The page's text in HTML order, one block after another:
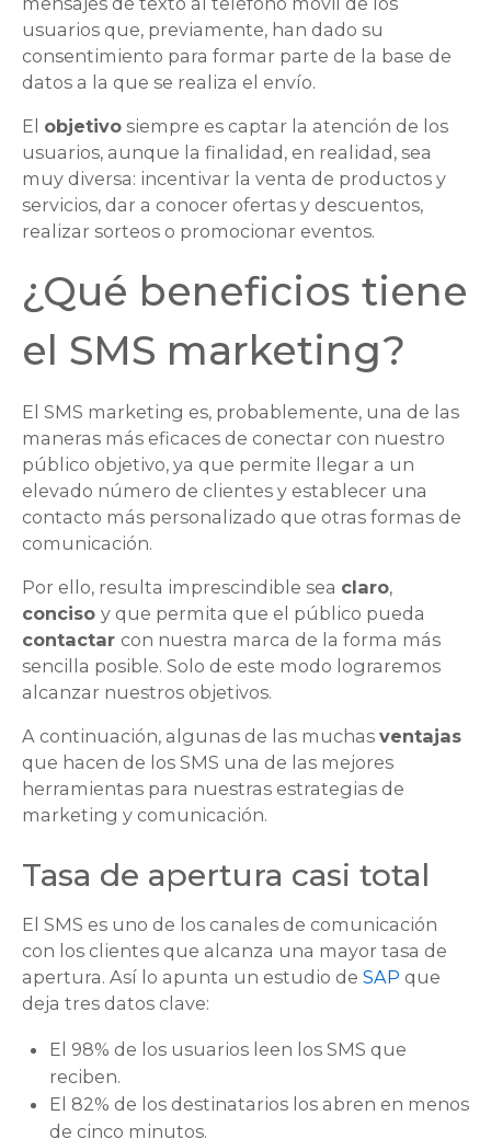
usuarios que, previamente, han dado su
consentimiento para formar parte de la base de
datos a la que se realiza el envío.
El objetivo siempre es captar la atención de los
usuarios, aunque la finalidad, en realidad, sea
muy diversa: incentivar la venta de productos y
servicios, dar a conocer ofertas y descuentos,
realizar sorteos o promocionar eventos.
¿Qué beneficios tiene
el SMS marketing?
El SMS marketing es, probablemente, una de las
maneras más eficaces de conectar con nuestro
público objetivo, ya que permite llegar a un
elevado número de clientes y establecer una
contacto más personalizado que otras formas de
comunicación.
Por ello, resulta imprescindible sea claro,
conciso y que permita que el público pueda
contactar con nuestra marca de la forma más
sencilla posible. Solo de este modo lograremos
alcanzar nuestros objetivos.
A continuación, algunas de las muchas ventajas
que hacen de los SMS una de las mejores
herramientas para nuestras estrategias de
marketing y comunicación.
Tasa de apertura casi total
El SMS es uno de los canales de comunicación
con los clientes que alcanza una mayor tasa de
apertura. Así lo apunta un estudio de SAP que
deja tres datos clave:
El 98% de los usuarios leen los SMS que
reciben.
El 82% de los destinatarios los abren en menos
de cinco minutos.